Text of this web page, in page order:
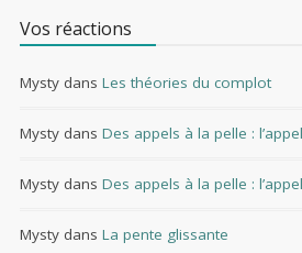
Vos réactions
Mysty dans Les théories du complot
Mysty dans Des appels à la pelle :
Mysty dans Des appels à la pelle :
Mysty dans La pente glissante